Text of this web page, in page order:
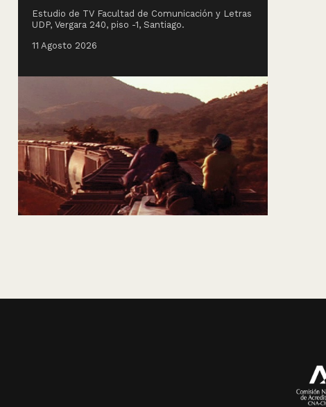
Estudio de TV Facultad de Comunicación y Letras
UDP, Vergara 240, piso -1, Santiago.
11 Agosto 2026